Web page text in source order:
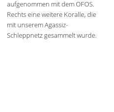
aufgenommen mit dem OFOS.
Rechts eine weitere Koralle, die
mit unserem Agassiz-
Schleppnetz gesammelt wurde.